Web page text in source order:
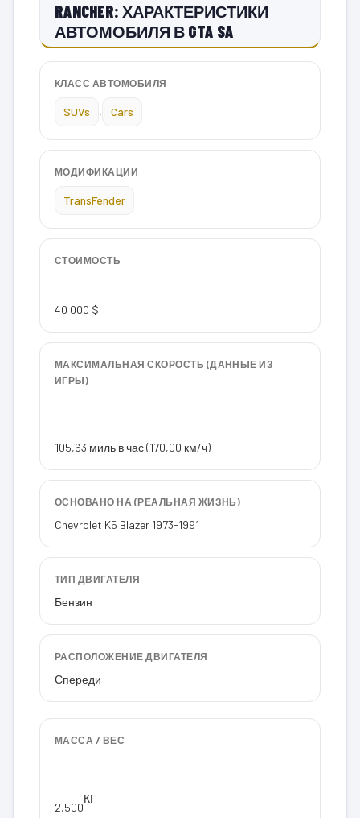
RANCHER: ХАРАКТЕРИСТИКИ
АВТОМОБИЛЯ В GTA SA
КЛАСС АВТОМОБИЛЯ
SUVs , Cars
МОДИФИКАЦИИ
TransFender
СТОИМОСТЬ
40 000 $
МАКСИМАЛЬНАЯ СКОРОСТЬ (ДАННЫЕ ИЗ
ИГРЫ)
105,63 миль в час (170,00 км/ч)
ОСНОВАНО НА (РЕАЛЬНАЯ ЖИЗНЬ)
Chevrolet K5 Blazer 1973-1991
ТИП ДВИГАТЕЛЯ
Бензин
РАСПОЛОЖЕНИЕ ДВИГАТЕЛЯ
Спереди
МАССА / ВЕС
2,500
КГ